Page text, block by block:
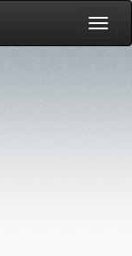
Меню
сайта